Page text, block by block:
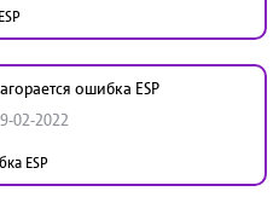
ESP
ошибка ESP
02-2022
ESP